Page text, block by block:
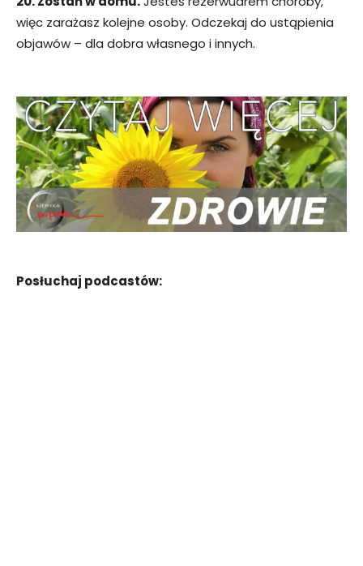
więc zarażasz kolejne osoby. Odczekaj do ustąpienia
objawów – dla dobra własnego i innych.
Posłuchaj podcastów: